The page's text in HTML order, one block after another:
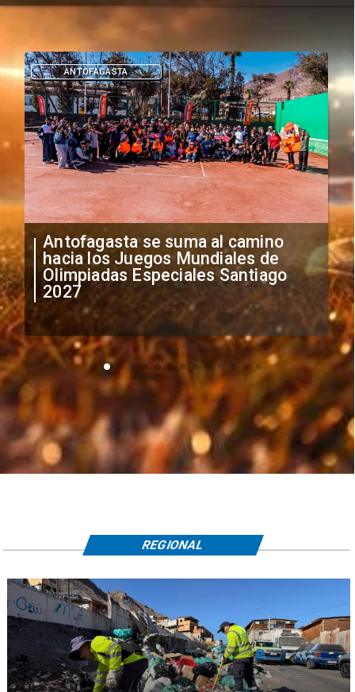
"Falta de profesionalismo": Sifup
anuncia medidas por situación
irregular de futbolistas
extranjeros
DEPORTES
REGIONAL